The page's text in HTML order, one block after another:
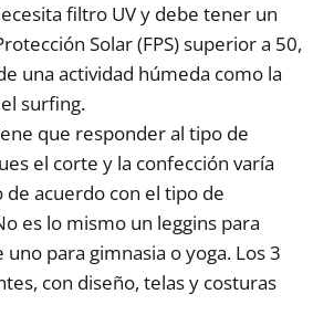
filtro UV y debe tener un
Solar (FPS) superior a 50,
una actividad húmeda como la
surfing.
que responder al tipo de
el corte y la confección varía
de acuerdo con el tipo de
es lo mismo un leggins para
para gimnasia o yoga. Los 3
con diseño, telas y costuras